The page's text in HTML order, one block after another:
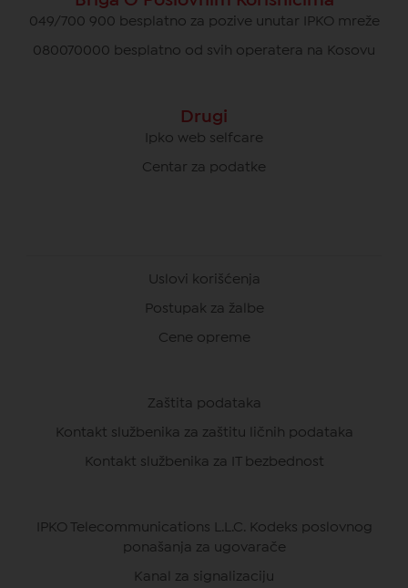
049/700 900 besplatno za pozive unutar IPKO mreže
080070000 besplatno od svih operatera na Kosovu
Drugi
Ipko web selfcare
Centar za podatke
Uslovi korišćenja
Postupak za žalbe
Cene opreme
Zaštita podataka
Kontakt službenika za zaštitu ličnih podataka
Kontakt službenika za IT bezbednost
IPKO Telecommunications L.L.C. Kodeks poslovnog
ponašanja za ugovarače
Kanal za signalizaciju